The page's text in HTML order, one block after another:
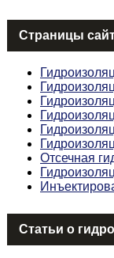
Страницы
Отсечная
Статьи о